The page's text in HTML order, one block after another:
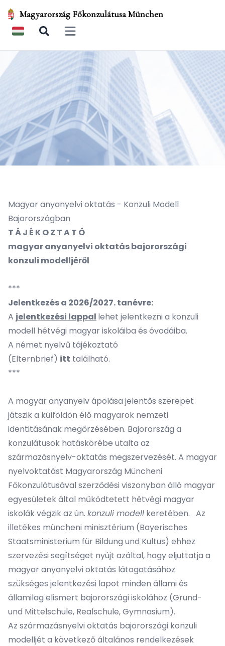
Magyarország Főkonzulátusa München
Open main menu
Magyar anyanyelvi oktatás - Konzuli Modell
Bajorországban
T Á J É K O Z T A T Ó
magyar anyanyelvi oktatás bajorországi
konzuli modelljéről
***
Jelentkezés a 2026/2027. tanévre:
A jelentkezési lappal lehet jelentkezni a konzuli
modell hétvégi magyar iskoláiba és óvodáiba.
A német nyelvű tájékoztató
(Elternbrief) itt található.
***
A magyar anyanyelv ápolása jelentős szerepet
játszik a külföldön élő magyarok nemzeti
identitásának megőrzésében. Bajorország a
konzulátusok hatáskörébe utalta az
származásnyelv-oktatás megszervezését. A magyar
nyelvoktatást Magyarország Müncheni
Főkonzulátusával szerződési viszonyban álló magyar
egyesületek által működtetett hétvégi magyar
iskolák végzik az ún. konzuli modell keretében. Az
illetékes müncheni minisztérium (Bayerisches
Staatsministerium für Bildung und Kultus) ehhez
szervezési segítséget nyújt azáltal, hogy eljuttatja a
magyar anyanyelvi oktatás látogatásához
szükséges jelentkezési lapot minden állami és
államilag elismert bajorországi iskolához (Grund-
und Mittelschule, Realschule, Gymnasium).
Az származásnyelvi oktatás bajorországi konzuli
modelljét a következő általános rendelkezések